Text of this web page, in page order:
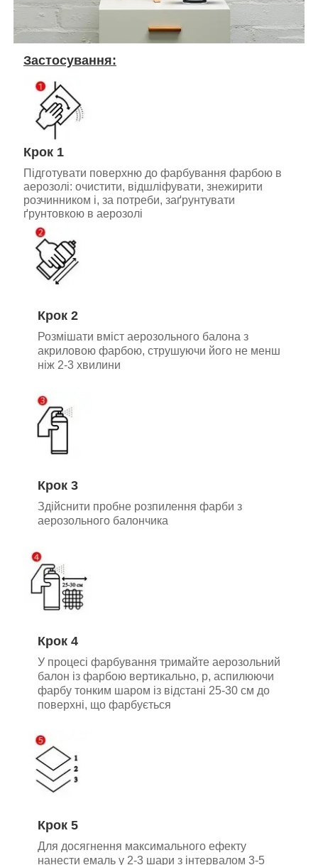
Застосування:
Крок 1
Підготувати поверхню до фарбування фарбою в
аерозолі: очистити, відшліфувати, знежирити
розчинником і, за потреби, заґрунтувати
ґрунтовкою в аерозолі
Крок 2
Розмішати вміст аерозольного балона з
акриловою фарбою, струшуючи його не менш
ніж 2-3 хвилини
Крок 3
Здійснити пробне розпилення фарби з
аерозольного балончика
Крок 4
У процесі фарбування тримайте аерозольний
балон із фарбою вертикально, р, аспилюючи
фарбу тонким шаром із відстані 25-30 см до
поверхні, що фарбується
Крок 5
Для досягнення максимального ефекту
нанести емаль у 2-3 шари з інтервалом 3-5